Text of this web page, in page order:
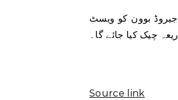
بوون کو ویسٹ
چیک کیا جائے گا۔
Source link